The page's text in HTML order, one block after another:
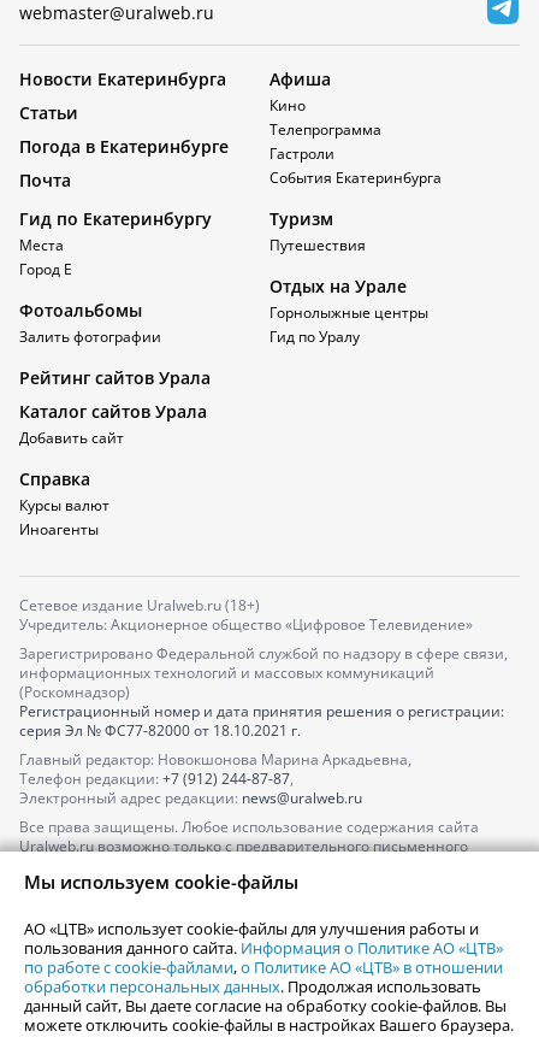
webmaster@uralweb.ru
Новости Екатеринбурга
Статьи
Погода в Екатеринбурге
Почта
Афиша
Кино
Телепрограмма
Гастроли
События Екатеринбурга
Гид по Екатеринбургу
Места
Город Е
Фотоальбомы
Залить фотографии
Туризм
Путешествия
Отдых на Урале
Горнолыжные центры
Гид по Уралу
Рейтинг сайтов Урала
Каталог сайтов Урала
Добавить сайт
Справка
Курсы валют
Иноагенты
Сетевое издание Uralweb.ru (18+)
Учредитель: Акционерное общество «Цифровое Телевидение»
Зарегистрировано Федеральной службой по надзору в сфере связи,
информационных технологий и массовых коммуникаций
(Роскомнадзор)
Регистрационный номер и дата принятия решения о регистрации:
серия Эл № ФС77-82000от 18.10.2021 г.
Главный редактор: Новокшонова Марина Аркадьевна,
Телефон редакции: +7 (912) 244-87-87,
Электронный адрес редакции: news@uralweb.ru
Все права защищены. Любое использование содержания сайта
Uralweb.ru возможно только с предварительного письменного
По вопросам размещения рекламы обращайтесь по тел.
По вопросам размещения информации в разделе «Афиша»
afisha@uralweb.ru
Пользовательское соглашение на использование сайта
Политика АО «ЦТВ» в отношении обработки персональных данных
Мы используем cookie-файлы
АО «ЦТВ» использует cookie-файлы для улучшения работы и
пользования данного сайта. Информация о Политике АО «ЦТВ»
по работе с cookie-файлами,о Политике АО «ЦТВ» в отношении
обработки персональных данных. Продолжая использовать
данный сайт, Вы даете согласие на обработку cookie-файлов. Вы
можете отключить cookie-файлы в настройках Вашего браузера.